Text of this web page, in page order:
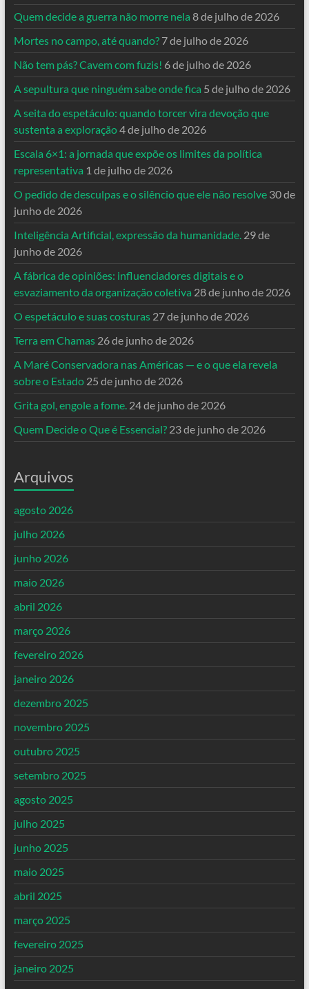
Quem decide a guerra não morre nela 8 de julho de 2026
Mortes no campo, até quando? 7 de julho de 2026
Não tem pás? Cavem com fuzis! 6 de julho de 2026
A sepultura que ninguém sabe onde fica 5 de julho de 2026
A seita do espetáculo: quando torcer vira devoção que
sustenta a exploração4 de julho de 2026
Escala 6×1: a jornada que expõe os limites da política
representativa 1 de julho de 2026
O pedido de desculpas e o silêncio que ele não resolve 30 de
junho de 2026
Inteligência Artificial, expressão da humanidade. 29 de
junho de 2026
A fábrica de opiniões: influenciadores digitais e o
esvaziamento da organização coletiva 28 de junho de 2026
O espetáculo e suas costuras 27 de junho de 2026
Terra em Chamas 26 de junho de 2026
A Maré Conservadora nas Américas — e o que ela revela
sobre o Estado 25 de junho de 2026
Grita gol, engole a fome. 24 de junho de 2026
Quem Decide o Que é Essencial? 23 de junho de 2026
Arquivos
agosto 2026
julho 2026
junho 2026
maio 2026
abril 2026
março 2026
fevereiro 2026
janeiro 2026
dezembro 2025
novembro 2025
outubro 2025
setembro 2025
agosto 2025
julho 2025
junho 2025
maio 2025
abril 2025
março 2025
fevereiro 2025
janeiro 2025